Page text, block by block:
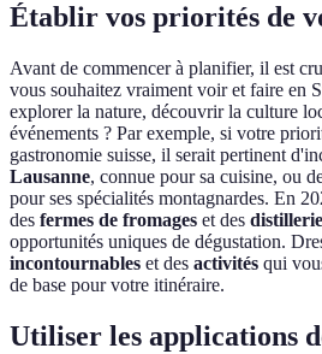
Établir vos priorités de
Avant de commencer à planifier, il est
vous souhaitez vraiment voir et faire en
explorer la nature, découvrir la culture
événements ? Par exemple, si votre
gastronomie suisse, il serait pertinent
Lausanne, connue pour sa cuisine, ou
pour ses spécialités montagnardes. En
des fermes de fromages et des
opportunités uniques de dégustation.
incontournables et des activités qui
de base pour votre itinéraire.
Utiliser les applications